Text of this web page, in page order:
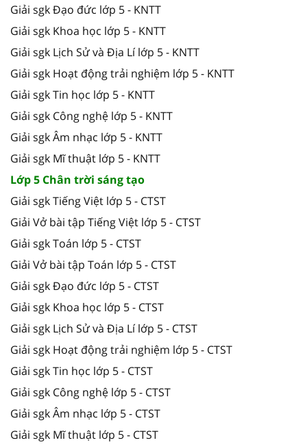
Giải sgk Đạo đức lớp 5 - KNTT
Giải sgk Khoa học lớp 5 - KNTT
Giải sgk Lịch Sử và Địa Lí lớp 5 - KNTT
Giải sgk Hoạt động trải nghiệm lớp 5 - KNTT
Giải sgk Tin học lớp 5 - KNTT
Giải sgk Công nghệ lớp 5 - KNTT
Giải sgk Âm nhạc lớp 5 - KNTT
Giải sgk Mĩ thuật lớp 5 - KNTT
Lớp 5 Chân trời sáng tạo
Giải sgk Tiếng Việt lớp 5 - CTST
Giải Vở bài tập Tiếng Việt lớp 5 - CTST
Giải sgk Toán lớp 5 - CTST
Giải Vở bài tập Toán lớp 5 - CTST
Giải sgk Đạo đức lớp 5 - CTST
Giải sgk Khoa học lớp 5 - CTST
Giải sgk Lịch Sử và Địa Lí lớp 5 - CTST
Giải sgk Hoạt động trải nghiệm lớp 5 - CTST
Giải sgk Tin học lớp 5 - CTST
Giải sgk Công nghệ lớp 5 - CTST
Giải sgk Âm nhạc lớp 5 - CTST
Giải sgk Mĩ thuật lớp 5 - CTST